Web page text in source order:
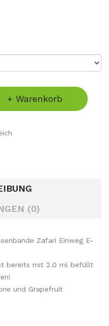
+ Warenkorb
(0)
Zafari Einweg E-
bereits mit 2.0 ml befüllt
und Grapefruit